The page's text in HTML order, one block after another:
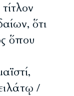
ὅτι
ὅπου
/